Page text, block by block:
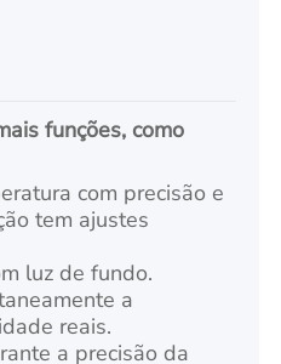
funções, como
com precisão e
tem ajustes
luz de fundo.
a
reais.
a precisão da